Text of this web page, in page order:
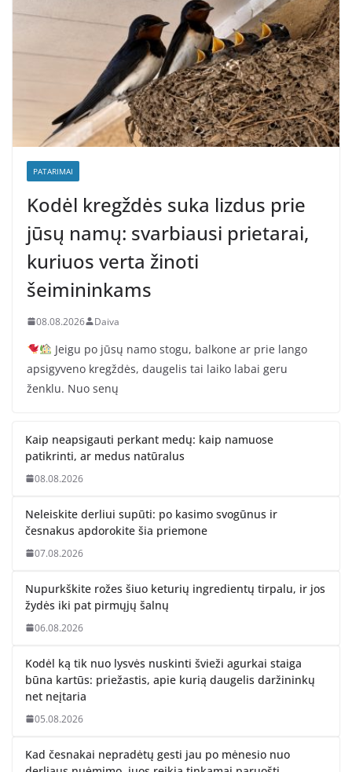
PATARIMAI
Kodėl kregždės suka lizdus prie
jūsų namų: svarbiausi prietarai,
kuriuos verta žinoti
šeimininkams
08.08.2026 Daiva
Jeigu po jūsų namo stogu, balkone ar prie lango
apsigyveno kregždės, daugelis tai laiko labai geru
ženklu. Nuo senų
Kaip neapsigauti perkant medų: kaip namuose
patikrinti, ar medus natūralus
08.08.2026
Neleiskite derliui supūti: po kasimo svogūnus ir
česnakus apdorokite šia priemone
07.08.2026
Nupurkškite rožes šiuo keturių ingredientų tirpalu, ir jos
žydės iki pat pirmųjų šalnų
06.08.2026
Kodėl ką tik nuo lysvės nuskinti švieži agurkai staiga
būna kartūs: priežastis, apie kurią daugelis daržininkų
net neįtaria
05.08.2026
Kad česnakai nepradėtų gesti jau po mėnesio nuo